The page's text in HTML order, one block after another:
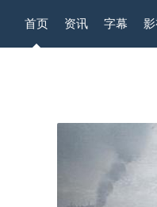
首页 资讯 字幕